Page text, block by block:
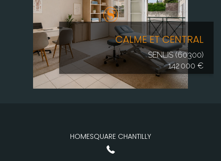
CALME ET CENTRAL
SENLIS (60300)
142 000 €
HOMESQUARE CHANTILLY